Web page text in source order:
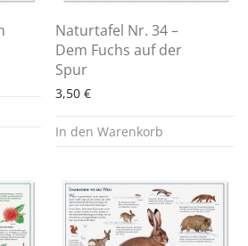
Naturtafel Nr. 34 –
Dem Fuchs auf der
Spur
3,50 €
In den Warenkorb